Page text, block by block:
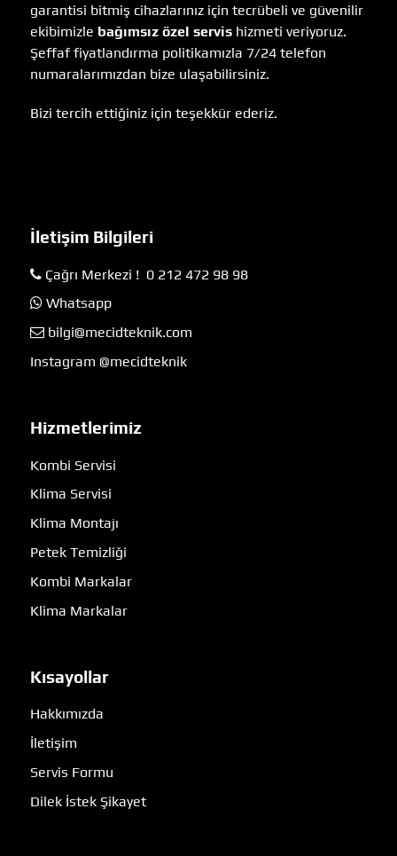
garantisi bitmiş cihazlarınız için tecrübeli ve güvenilir
ekibimizle bağımsız özel servis hizmeti veriyoruz.
Şeffaf fiyatlandırma politikamızla 7/24 telefon
numaralarımızdan bize ulaşabilirsiniz.
Bizi tercih ettiğiniz için teşekkür ederiz.
İletişim Bilgileri
Çağrı Merkezi ! 0 212 472 98 98
Whatsapp
bilgi@mecidteknik.com
Instagram @mecidteknik
Hizmetlerimiz
Kombi Servisi
Klima Servisi
Klima Montajı
Petek Temizliği
Kombi Markalar
Klima Markalar
Kısayollar
Hakkımızda
İletişim
Servis Formu
Dilek İstek Şikayet